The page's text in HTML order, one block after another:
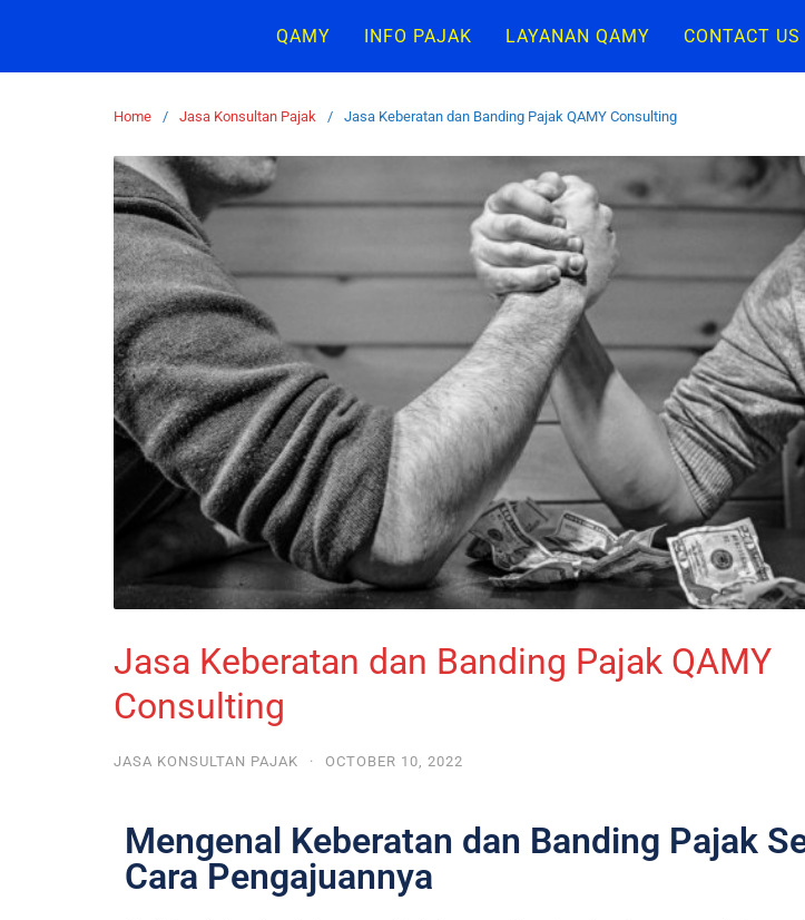
QAMY INFO PAJAK LAYANAN QAMY CONTACT US
Home Jasa Konsultan Pajak Jasa Keberatan dan Banding Pajak QAMY Consulting
Jasa Keberatan dan Banding Pajak QAMY
Consulting
JASA KONSULTAN PAJAK · OCTOBER 10, 2022
Mengenal Keberatan dan Banding Pajak
Cara Pengajuannya